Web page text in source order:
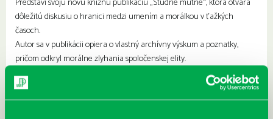
dôležitú diskusiu o hranici medzi umením a morálkou v ťažkých
časoch.
Autor sa v publikácii opiera o vlastný archívny výskum a poznatky,
pričom odkryl morálne zlyhania spoločenskej elity.
Súčasne si všíma aj prejavy vzdoru, následky nesúhlasu a dotýka sa aj
širšieho problému umeleckej kolaborácie s totalitnými režimami v
kontexte našich moderných dejín.